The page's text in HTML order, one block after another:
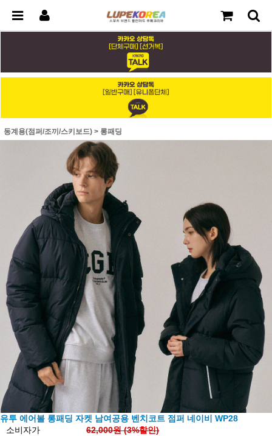
동계용(점퍼/조끼/스키보드) > 롱패딩
유투 에어볼 롱패딩 자켓 남여공용 벤치코트 점퍼 네이비 WP28
소비자가
62,000원 (3%할인)